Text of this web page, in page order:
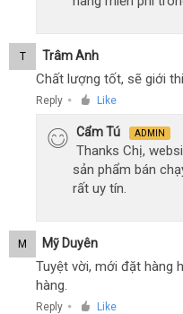
T Trâm Anh
Chất lượng tốt, sẽ giới
Reply ● Like
Cẩm Tú ADMIN
Thanks Chị,
sản phẩm bán
rất uy tín.
M Mỹ Duyên
Tuyệt vời, mới đặt hàng
hàng.
Reply ● Like